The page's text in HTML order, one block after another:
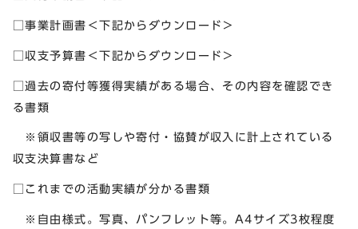
□事業計画書＜下記からダウンロード＞
□収支予算書＜下記からダウンロード＞
□過去の寄付等獲得実績がある場合、その内容を確認でき
る書類
※領収書等の写しや寄付・協賛が収入に計上されている
収支決算書など
□これまでの活動実績が分かる書類
※自由様式。写真、パンフレット等。A4サイズ3枚程度